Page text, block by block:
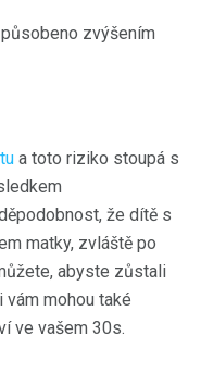
zvýšením
a toto riziko stoupá s
že dítě s
matky, zvláště po
abyste zůstali
vám mohou také
ve vašem 30s.